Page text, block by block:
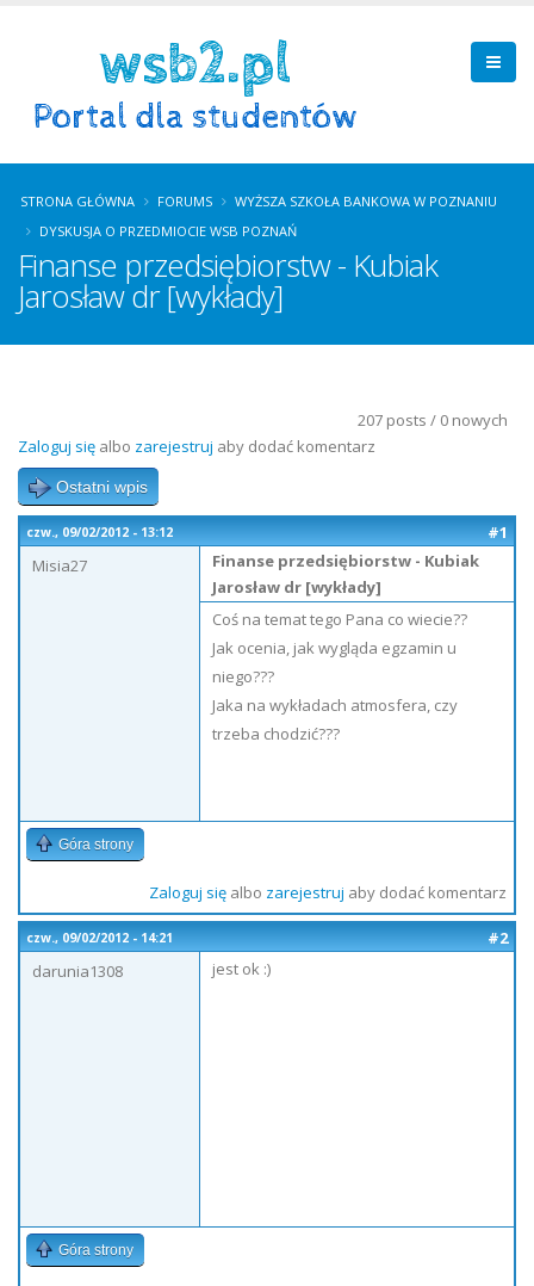
STRONA GŁÓWNA FORUMS
WYŻSZA SZKOŁA BANKOWA W POZNANIU
DYSKUSJA O PRZEDMIOCIE WSB POZNAŃ
Finanse przedsiębiorstw - Kubiak
Jarosław dr [wykłady]
207 posts / 0 nowych
Zaloguj się albo zarejestruj aby dodać komentarz
Ostatni wpis
czw., 09/02/2012 - 13:12
#1
Misia27
Finanse przedsiębiorstw - Kubiak
Jarosław dr [wykłady]
Coś na temat tego Pana co wiecie??
Jak ocenia, jak wygląda egzamin u
niego???
Jaka na wykładach atmosfera, czy
trzeba chodzić???
Góra strony
Zaloguj sięalbo zarejestruj aby dodać komentarz
czw., 09/02/2012 - 14:21
#2
darunia1308
jest ok :)
Góra strony